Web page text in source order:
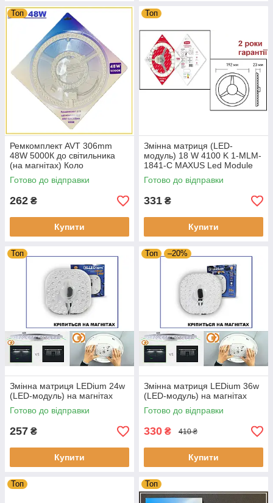
Топ
Ремкомплект AVT 306mm
48W 5000К до світильника
(на магнітах) Коло
Готово до відправки
262 ₴
Купити
Топ
Змінна матриця (LED-
модуль) 18 W 4100 K 1-MLM-
1841-C MAXUS Led Module
220V
Готово до відправки
331 ₴
Купити
Топ
Змінна матриця LEDium 24w
(LED-модуль) на магнітах
Готово до відправки
257 ₴
Купити
Топ –20%
Змінна матриця LEDium 36w
(LED-модуль) на магнітах
Готово до відправки
330 ₴ 410 ₴
Купити
Топ Топ